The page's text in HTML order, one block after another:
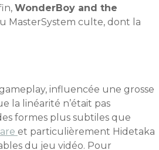
WonderBoy and the
MasterSystem culte, dont la
influencée une grosse
la linéarité n’était pas
formes plus subtiles que
et particulièrement Hidetaka
du jeu vidéo. Pour